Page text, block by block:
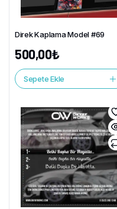
Direk Kaplama Model #69
500,00₺
Sepete Ekle